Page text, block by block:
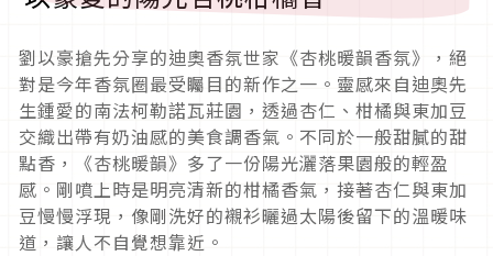
劉以豪搶先分享的迪奧香氛世家《杏桃暖韻香氛》，絕
對是今年香氛圈最受矚目的新作之一。靈感來自迪奧先
生鍾愛的南法柯勒諾瓦莊園，透過杏仁、柑橘與東加豆
交織出帶有奶油感的美食調香氣。不同於一般甜膩的甜
點香，《杏桃暖韻》多了一份陽光灑落果園般的輕盈
感。剛噴上時是明亮清新的柑橘香氣，接著杏仁與東加
豆慢慢浮現，像剛洗好的襯衫曬過太陽後留下的溫暖味
道，讓人不自覺想靠近。